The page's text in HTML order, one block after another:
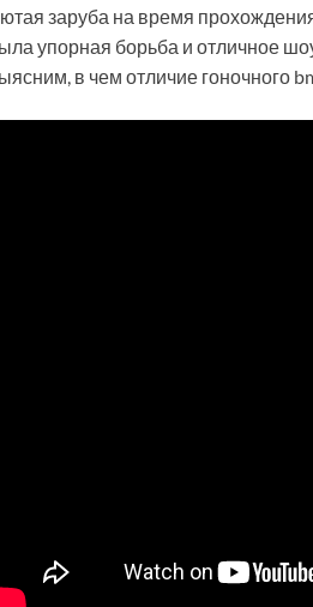
заруба на время
упорная борьба и отличное
в чем отличие гоночного